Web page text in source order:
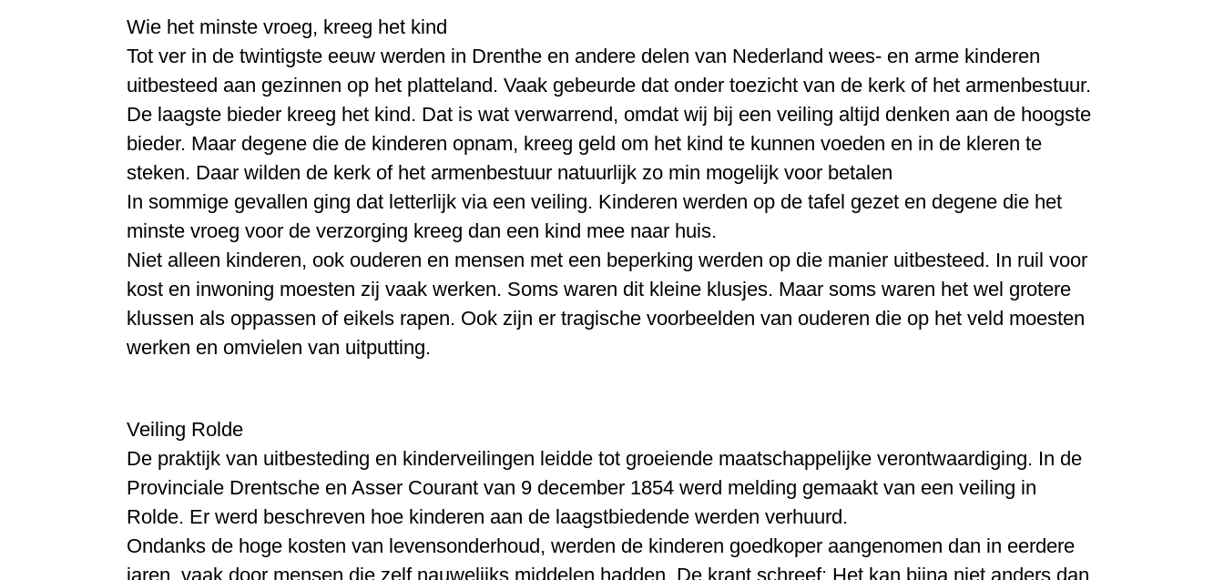
Wie het minste vroeg, kreeg het kind
Tot ver in de twintigste eeuw werden in Drenthe en andere delen van Nederland wees- en arme kinderen
uitbesteed aan gezinnen op het platteland. Vaak gebeurde dat onder toezicht van de kerk of het armenbestuur.
De laagste bieder kreeg het kind. Dat is wat verwarrend, omdat wij bij een veiling altijd denken aan de hoogste
bieder. Maar degene die de kinderen opnam, kreeg geld om het kind te kunnen voeden en in de kleren te
steken. Daar wilden de kerk of het armenbestuur natuurlijk zo min mogelijk voor betalen
In sommige gevallen ging dat letterlijk via een veiling. Kinderen werden op de tafel gezet en degene die het
minste vroeg voor de verzorging kreeg dan een kind mee naar huis.
Niet alleen kinderen, ook ouderen en mensen met een beperking werden op die manier uitbesteed. In ruil voor
kost en inwoning moesten zij vaak werken. Soms waren dit kleine klusjes. Maar soms waren het wel grotere
klussen als oppassen of eikels rapen. Ook zijn er tragische voorbeelden van ouderen die op het veld moesten
werken en omvielen van uitputting.
Veiling Rolde
De praktijk van uitbesteding en kinderveilingen leidde tot groeiende maatschappelijke verontwaardiging. In de
Provinciale Drentsche en Asser Courant van 9 december 1854 werd melding gemaakt van een veiling in
Rolde. Er werd beschreven hoe kinderen aan de laagstbiedende werden verhuurd.
Ondanks de hoge kosten van levensonderhoud, werden de kinderen goedkoper aangenomen dan in eerdere
jaren, vaak door mensen die zelf nauwelijks middelen hadden. De krant schreef: Het kan bijna niet anders dan